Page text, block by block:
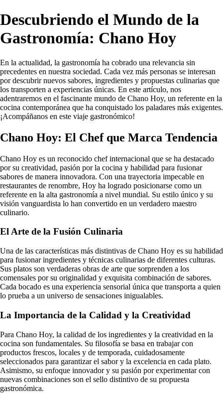
Descubriendo el Mundo de la
Gastronomía: Chano Hoy
En la actualidad, la gastronomía ha cobrado una relevancia sin
precedentes en nuestra sociedad. Cada vez más personas se interesan
por descubrir nuevos sabores, ingredientes y propuestas culinarias que
los transporten a experiencias únicas. En este artículo, nos
adentraremos en el fascinante mundo de Chano Hoy, un referente en la
cocina contemporánea que ha conquistado los paladares más exigentes.
¡Acompáñanos en este viaje gastronómico!
Chano Hoy: El Chef que Marca Tendencia
Chano Hoy es un reconocido chef internacional que se ha destacado
por su creatividad, pasión por la cocina y habilidad para fusionar
sabores de manera innovadora. Con una trayectoria impecable en
restaurantes de renombre, Hoy ha logrado posicionarse como un
referente en la alta gastronomía a nivel mundial. Su estilo único y su
visión vanguardista lo han convertido en un verdadero maestro
culinario.
El Arte de la Fusión Culinaria
Una de las características más distintivas de Chano Hoy es su habilidad
para fusionar ingredientes y técnicas culinarias de diferentes culturas.
Sus platos son verdaderas obras de arte que sorprenden a los
comensales por su originalidad y exquisita combinación de sabores.
Cada bocado es una experiencia sensorial única que transporta a quien
lo prueba a un universo de sensaciones inigualables.
La Importancia de la Calidad y la Creatividad
Para Chano Hoy, la calidad de los ingredientes y la creatividad en la
cocina son fundamentales. Su filosofía se basa en trabajar con
productos frescos, locales y de temporada, cuidadosamente
seleccionados para garantizar el sabor y la excelencia en cada plato.
Asimismo, su enfoque innovador y su pasión por experimentar con
nuevas combinaciones son el sello distintivo de su propuesta
gastronómica.